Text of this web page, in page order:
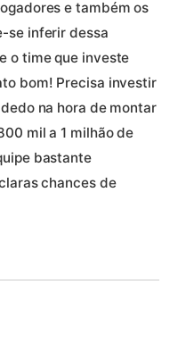
e também os
se inferir dessa
o time que investe
bom! Precisa investir
na hora de montar
mil a 1 milhão de
bastante
chances de